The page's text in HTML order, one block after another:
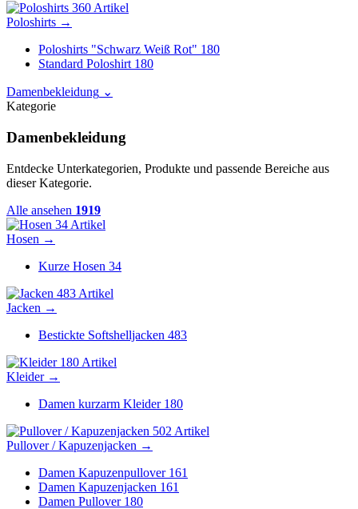
360 Artikel
Poloshirts →
Poloshirts "Schwarz Weiß Rot" 180
Standard Poloshirt 180
Damenbekleidung ⌄
Kategorie
Damenbekleidung
Entdecke Unterkategorien, Produkte und passende Bereiche aus
dieser Kategorie.
Alle ansehen 1919
34 Artikel
Hosen →
Kurze Hosen 34
483 Artikel
Jacken →
Bestickte Softshelljacken 483
180 Artikel
Kleider →
Damen kurzarm Kleider 180
502 Artikel
Pullover / Kapuzenjacken →
Damen Kapuzenpullover 161
Damen Kapuzenjacken 161
Damen Pullover 180